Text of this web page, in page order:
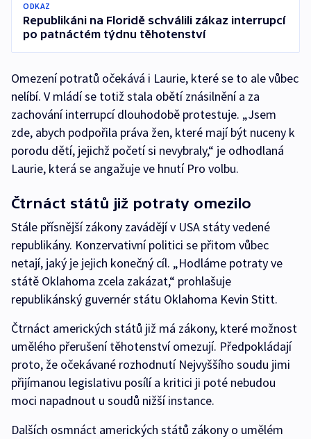
ODKAZ
Republikáni na Floridě schválili zákaz interrupcí
po patnáctém týdnu těhotenství
Omezení potratů očekává i Laurie, které se to ale vůbec
nelíbí. V mládí se totiž stala obětí znásilnění a za
zachování interrupcí dlouhodobě protestuje. „Jsem
zde, abych podpořila práva žen, které mají být nuceny k
porodu dětí, jejichž početí si nevybraly,“ je odhodlaná
Laurie, která se angažuje ve hnutí Pro volbu.
Čtrnáct států již potraty omezilo
Stále přísnější zákony zavádějí v USA státy vedené
republikány. Konzervativní politici se přitom vůbec
netají, jaký je jejich konečný cíl. „Hodláme potraty ve
státě Oklahoma zcela zakázat,“ prohlašuje
republikánský guvernér státu Oklahoma Kevin Stitt.
Čtrnáct amerických států již má zákony, které možnost
umělého přerušení těhotenství omezují. Předpokládají
proto, že očekávané rozhodnutí Nejvyššího soudu jimi
přijímanou legislativu posílí a kritici ji poté nebudou
moci napadnout u soudů nižší instance.
Dalších osmnáct amerických států zákony o umělém